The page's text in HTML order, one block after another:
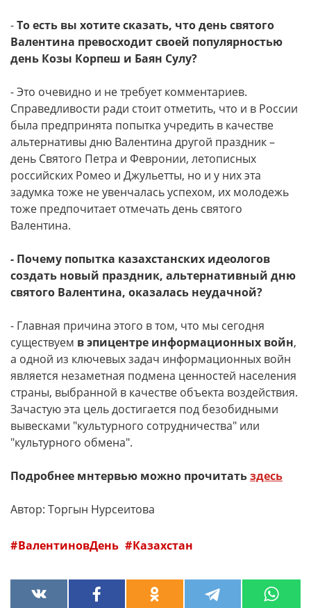
-То есть вы хотите сказать, что день святого
Валентина превосходит своей популярностью
день Козы Корпеш и Баян Сулу?
- Это очевидно и не требует комментариев.
Справедливости ради стоит отметить, что и в России
была предпринята попытка учредить в качестве
альтернативы дню Валентина другой праздник –
день Святого Петра и Февронии, летописных
российских Ромео и Джульетты, но и у них эта
задумка тоже не увенчалась успехом, их молодежь
тоже предпочитает отмечать день святого
Валентина.
- Почему попытка казахстанских идеологов
создать новый праздник, альтернативный дню
святого Валентина, оказалась неудачной?
- Главная причина этого в том, что мы сегодня
существуем в эпицентре информационных войн,
а одной из ключевых задач информационных войн
является незаметная подмена ценностей населения
страны, выбранной в качестве объекта воздействия.
Зачастую эта цель достигается под безобидными
вывесками "культурного сотрудничества" или
"культурного обмена".
Подробнее мнтервью можно прочитатьздесь
Автор: Торгын Нурсеитова
ВалентиновДень Казахстан